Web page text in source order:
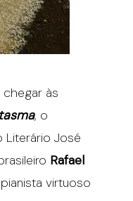
às
, o
Literário José
Rafael
virtuoso